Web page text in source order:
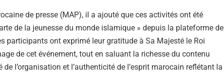
de presse (MAP), il a ajouté que ces activités ont été
de la jeunesse du monde islamique » depuis la plateforme de
participants ont exprimé leur gratitude à Sa Majesté le Roi
de cet événement, tout en saluant la richesse du contenu
l’organisation et l’authenticité de l’esprit marocain reflétant la